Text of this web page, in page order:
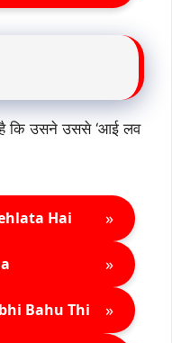
कि उसने उससे ‘आई लव
Hai »
»
Bahu Thi »